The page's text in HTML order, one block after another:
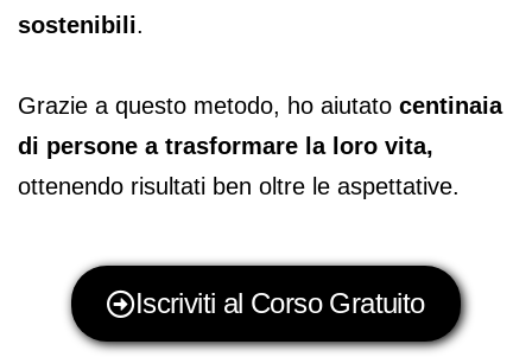
sostenibili.
Grazie a questo metodo, ho aiutato centinaia
di persone a trasformare la loro vita,
ottenendo risultati ben oltre le aspettative.
Iscriviti al Corso Gratuito